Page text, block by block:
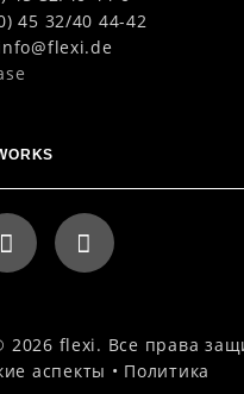
45 32/40 44-42
2026 flexi. Все права
аспекты • Политика